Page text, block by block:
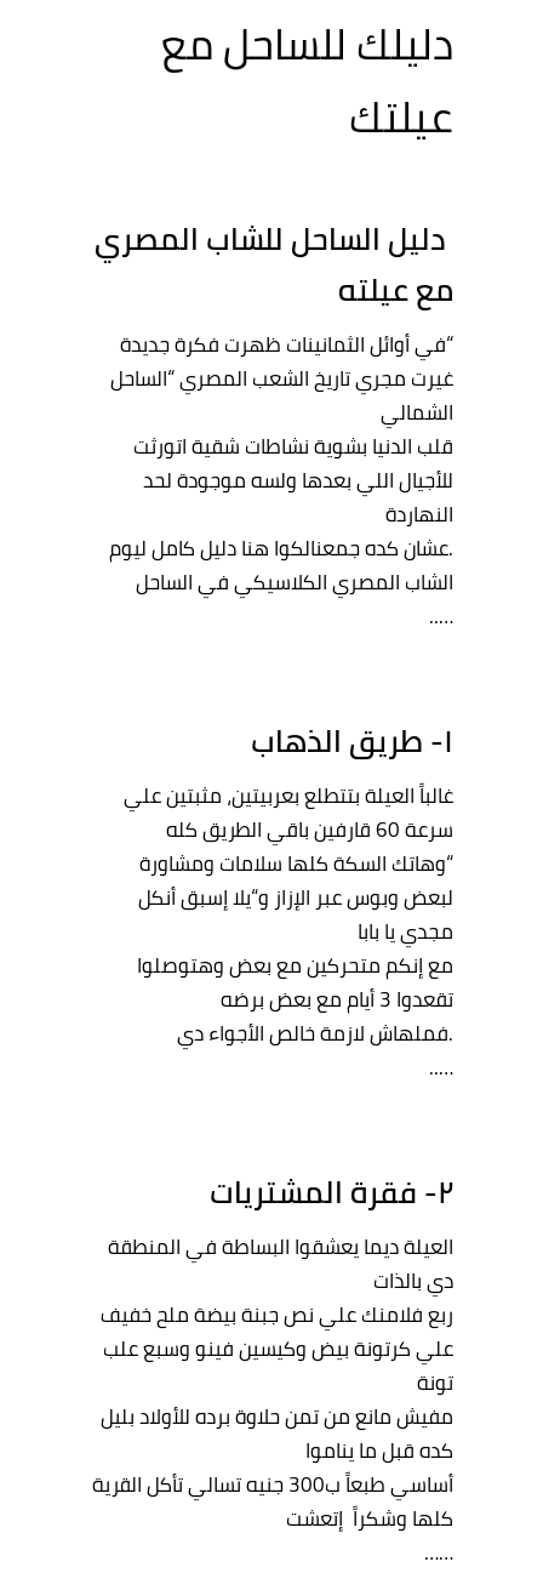
دليلك للساحل مع
عيلتك
دليلالساحلللشابالمصري
مع عيلته
“فيأوائلالثمانيناتظهرتفكرةجديدة
غيرتمجريتاريخالشعبالمصري“الساحل
الشمالي
قلبالدنيابشويةنشاطاتشقيةاتورثت
للأجيالالليبعدهاولسهموجودةلحد
النهاردة
.عشانكدهجمعنالكواهنادليلكاملليوم
الشابالمصريالكلاسيكيفيالساحل
…..
١- طريق الذهاب
غالباالعيلةبتتطلعبعربيتين،مثبتينعلي
سرعة
قارفينباقيالطريقكله
“وهاتكالسكةكلهاسلاماتومشاورة
لبعضوبوسعبر الإزاز و“يلاإسبقأنكل
مجدييابابا
معإنكممتحركينمعبعضوهتوصلوا
تقعدوا أياممعبعضبرضه
.فملهاشلازمةخالصالأجواءدي
…..
٢- فقرة المشتريات
العيلةديمايعشقواالبساطةفيالمنطقة
ديبالذات
ربعفلامنكعلينصجبنةبيضةملحخفيف
عليكرتونةبيضوكيسينفينووسبععلب
تونة
مفيشمانعمنتمنحلاوةبردهللأولادبليل
كدهقبلمايناموا
أساسيطبعاب300جنيهتساليتأكلالقرية
كلهاوشكرا ً إتعشت
……